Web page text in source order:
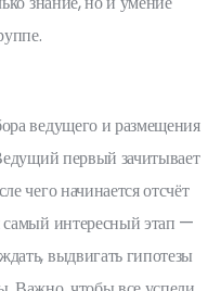
ведущего и размещения
первый зачитывает
чего начинается отсчёт
самый интересный этап —
выдвигать гипотезы